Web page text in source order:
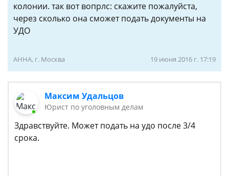
колонии. так вот вопрлс: скажите пожалуйста,
через сколько она сможет подать документы на
УДО
АННА, г. Москва 19 июня 2016 г. 17:19
Максим Удальцов
Юрист по уголовным делам
Здравствуйте. Может подать на удо после 3/4
срока.